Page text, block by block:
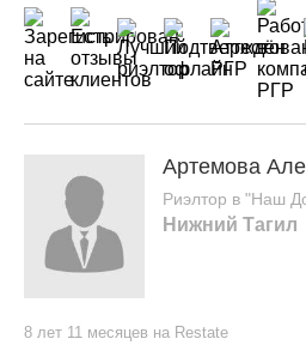
Артемова
Риэлтор в "Наш
Нижний Тагил
8 лет 11 месяцев на Restate